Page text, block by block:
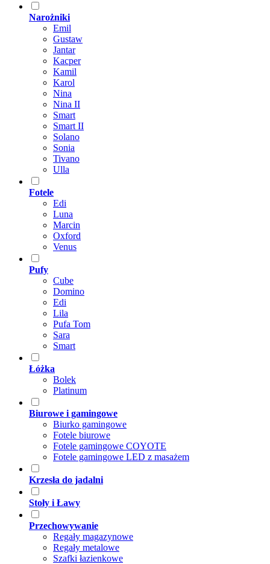
Narożniki
Emil
Gustaw
Jantar
Kacper
Kamil
Karol
Nina
Nina II
Smart
Smart II
Solano
Sonia
Tivano
Ulla
Fotele
Edi
Luna
Marcin
Oxford
Venus
Pufy
Cube
Domino
Edi
Lila
Pufa Tom
Sara
Smart
Łóżka
Bolek
Platinum
Biurowe i gamingowe
Biurko gamingowe
Fotele biurowe
Fotele gamingowe COYOTE
Fotele gamingowe LED z masażem
Krzesła do jadalni
Stoły i Ławy
Przechowywanie
Regały magazynowe
Regały metalowe
Szafki łazienkowe